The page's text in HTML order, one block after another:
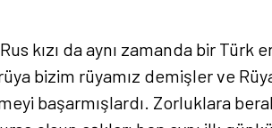
kızı da aynı zamanda bir Türk
bizim rüyamız demişler ve
başarmışlardı. Zorluklara